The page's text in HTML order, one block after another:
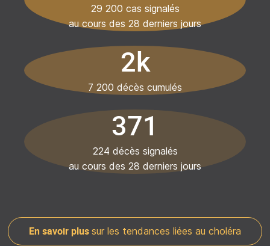
29 200 cas signalés
au cours des 28 derniers jours
2k
7 200 décès cumulés
371
224 décès signalés
au cours des 28 derniers jours
En savoir plus sur les tendances liées au choléra